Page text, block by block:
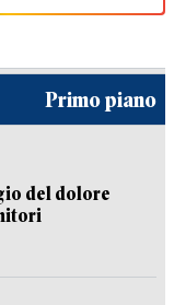
Primo piano
del dolore